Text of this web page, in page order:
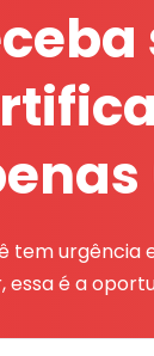
tem urgência
essa é a